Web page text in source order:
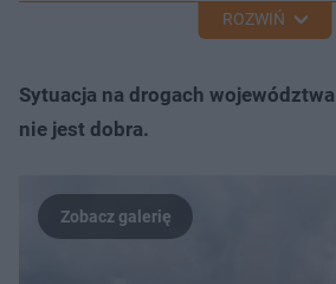
ROZWIŃ
Sytuacja na drogach
nie jest dobra.